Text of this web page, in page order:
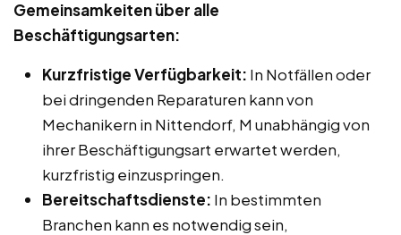
Gemeinsamkeiten über alle
Beschäftigungsarten:
Kurzfristige Verfügbarkeit: In Notfällen oder
bei dringenden Reparaturen kann von
Mechanikern in Nittendorf, M unabhängig von
ihrer Beschäftigungsart erwartet werden,
kurzfristig einzuspringen.
Bereitschaftsdienste: In bestimmten
Branchen kann es notwendig sein,